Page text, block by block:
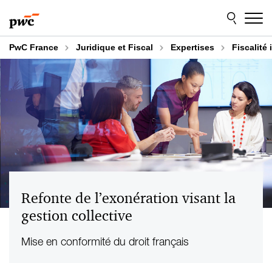
au
contenu
au
pied
de
page
PwC France Juridique et Fiscal Expertises Fiscalité
Refonte de l’exonération visant la
gestion collective
Mise en conformité du droit français